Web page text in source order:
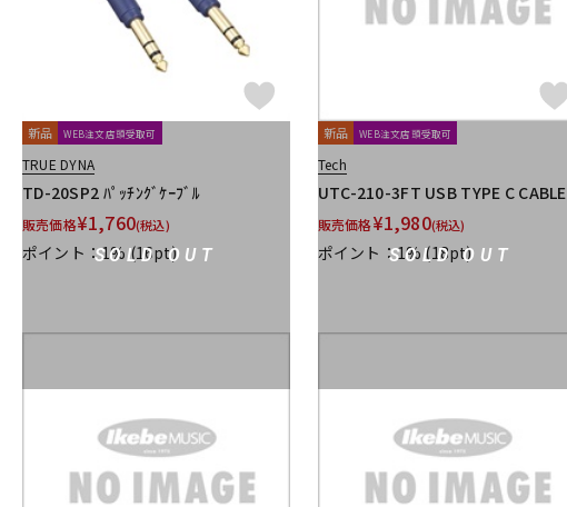
SOLD OUT
新品 WEB注文店頭受取可
TRUE DYNA
TD-20SP2 ﾊﾟｯﾁﾝｸﾞｹｰﾌﾞﾙ
販売価格¥1,760(税込)
ポイント：1%(16pt) SOLD OUT
新品 WEB注文店頭受取可
Tech
UTC-210-3FT USB TYPE C CABLE
販売価格¥1,980(税込)
ポイント：1%(18pt)